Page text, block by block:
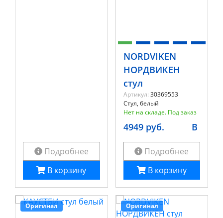
Подробнее
В корзину
NORDVIKEN
НОРДВИКЕН
стул
Артикул: 30369553
Стул, белый
Нет на складе. Под заказ
4949 руб. B
Подробнее
В корзину
Оригинал Оригинал